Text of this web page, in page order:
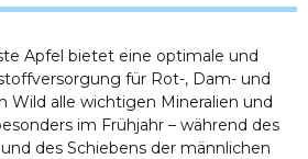
Apfel bietet eine optimale und
für Rot-, Dam- und
Wild alle wichtigen Mineralien und
im Frühjahr – während des
des Schiebens der männlichen